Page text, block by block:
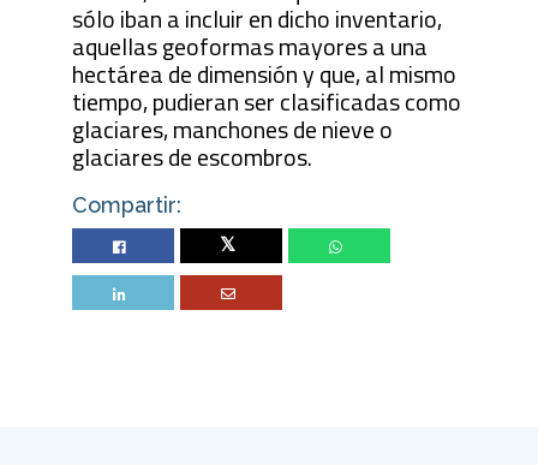
sólo iban a incluir en dicho inventario,
aquellas geoformas mayores a una
hectárea de dimensión y que, al mismo
tiempo, pudieran ser clasificadas como
glaciares, manchones de nieve o
glaciares de escombros.
Compartir:
Twitter